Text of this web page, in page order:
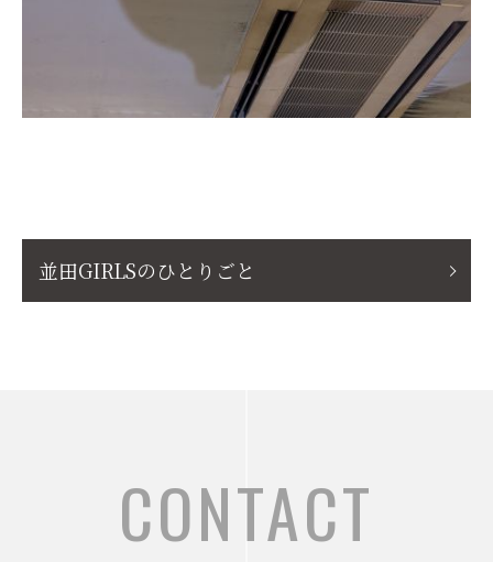
並田GIRLSのひとりごと
CONTACT